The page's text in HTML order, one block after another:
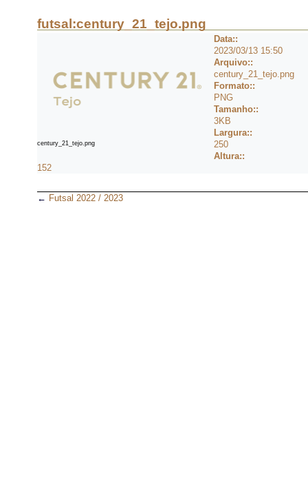
futsal:century_21_tejo.png
century_21_tejo.png
Data::
2023/03/13 15:50
Arquivo::
century_21_tejo.png
Formato::
PNG
Tamanho::
3KB
Largura::
250
Altura::
152
← Futsal 2022 / 2023